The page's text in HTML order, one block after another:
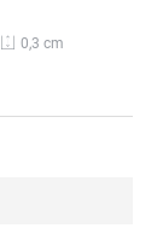
0,3 cm